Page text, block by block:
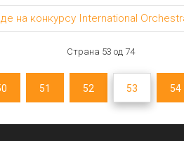
на конкурсу International
Страна 53 од 74
51 52 53 54